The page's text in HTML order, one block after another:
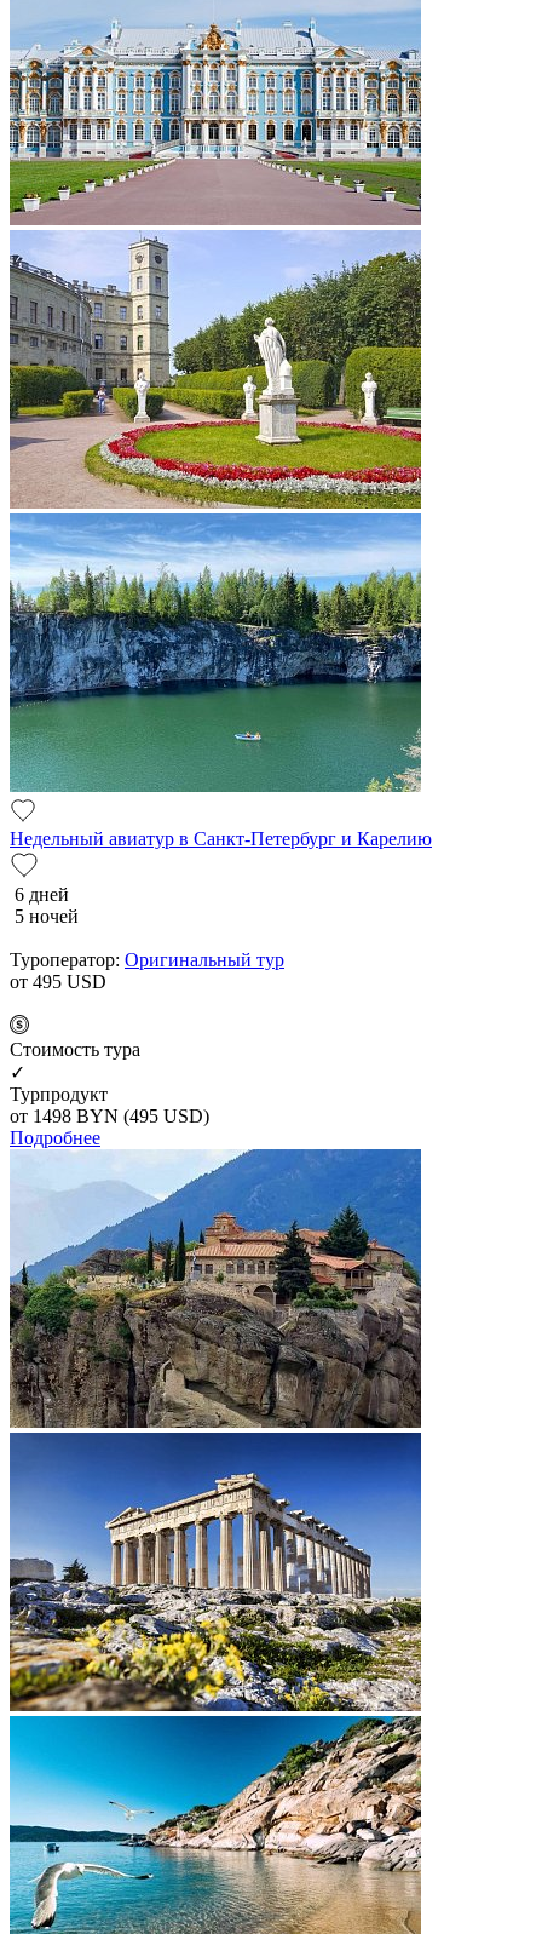
Недельный авиатур в Санкт-Петербург и Карелию
6 дней
5 ночей
Туроператор: Оригинальный тур
от 495 USD
Cтоимость тура
✓
Турпродукт
от 1498 BYN (495 USD)
Подробнее